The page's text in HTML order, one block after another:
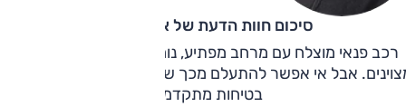
סיכום חוות הדעת של אוהד אלגוב
רכב פנאי מוצלח עם מרחב מפתיע, נוחות נסיעה טובה וביצועים
אבל אי אפשר להתעלם מכך שהוא מוצע עם אפס
בטיחות מתקדמות.